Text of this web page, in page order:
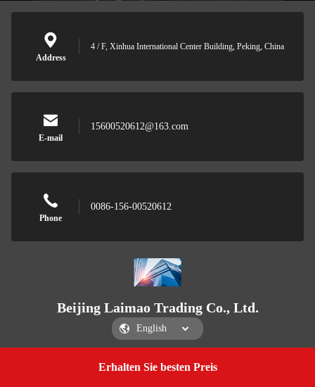
Erhalten Sie besten Preis
Address
4 / F, Xinhua International Center Building, Peking, China
E-mail
15600520612@163.com
Phone
0086-156-00520612
Beijing Laimao Trading Co., Ltd.
Beijing Laimao Trading Co., Ltd.
Get a Quote